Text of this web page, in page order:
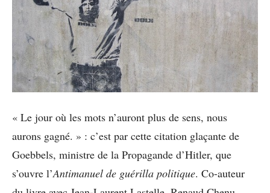
« Le jour où les mots n’auront plus de sens, nous
aurons gagné. » : c’est par cette citation glaçante de
Goebbels, ministre de la Propagande d’Hitler, que
s’ouvre l’Antimanuel de guérilla politique. Co-auteur